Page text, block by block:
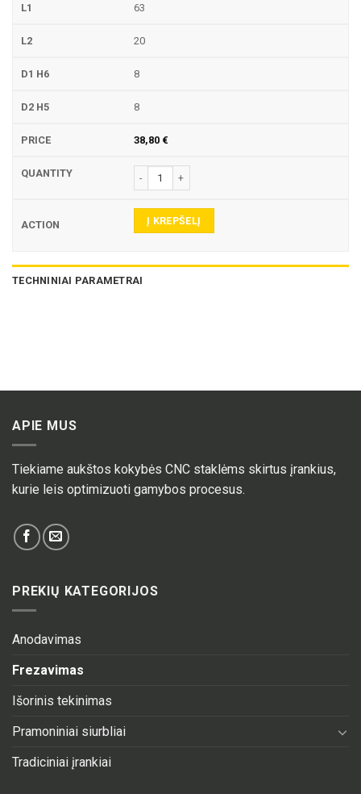
63
20
8
8
38,80 €
produkto kiekis: 2680-90-HSS NC CENTRAVIMO
Į KREPŠELĮ
TECHNINIAI PARAMETRAI
APIE MUS
Tiekiame aukštos kokybės CNC staklėms skirtus įrankius,
kurie leis optimizuoti gamybos procesus.
PREKIŲ KATEGORIJOS
Anodavimas
Frezavimas
Išorinis tekinimas
Pramoniniai siurbliai
Tradiciniai įrankiai